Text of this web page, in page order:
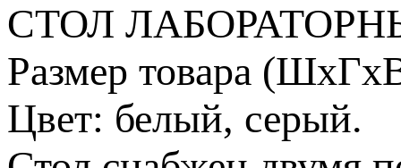
СТОЛ
Размер товара
Цвет: белый, серый.